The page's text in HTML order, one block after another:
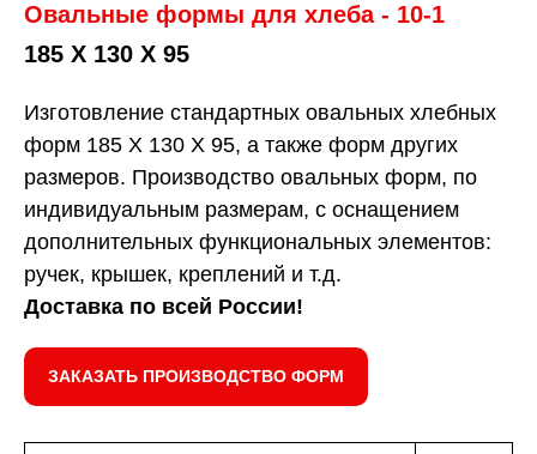
Овальные формы для хлеба - 10-1
185 Х 130 Х 95
Изготовление стандартных овальных хлебных
форм 185 Х 130 Х 95, а также форм других
размеров. Производство овальных форм, по
индивидуальным размерам, с оснащением
дополнительных функциональных элементов:
ручек, крышек, креплений и т.д.
Доставка по всей России!
ЗАКАЗАТЬ ПРОИЗВОДСТВО ФОРМ